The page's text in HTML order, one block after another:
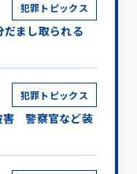
犯罪トピックス
まし取られる
犯罪トピックス
害 警察官など装